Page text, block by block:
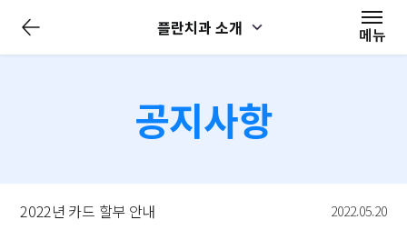
플란치과 소개 메뉴
뉴
공지사항
2022년 카드 할부 안내 2022.05.20